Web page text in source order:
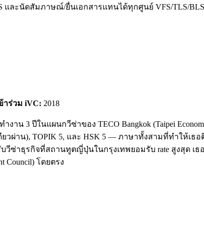
และนัดสัมภาษณ์/ยื่นเอกสารแทนได้ทุกศูนย์ VFS/TLS/
าร่วม iVC: 2018
งาน 3 ปีในแผนกวีซ่าของ TECO Bangkok (Taipei
วผ่าน), TOPIK 5, และ HSK 5 — ภาษาทั้งสามที่ทำให้
ซ่าธุรกิจที่สถานทูตญี่ปุ่นในกรุงเทพยอมรับ rate สูงสุด เธอ
Council) โดยตรง